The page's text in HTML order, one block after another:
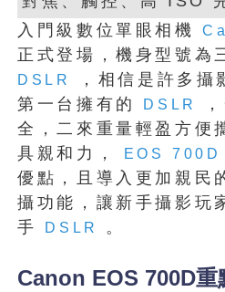
入門級數位單眼相機
正式登場，機身型號為
DSLR
，相信是許多攝
第一台擁有的
DSLR
全，二來重量輕盈方便
具親和力，
EOS 700D
優點，且導入更加親民
攝功能，讓新手攝影玩
手
DSLR 。
Canon EOS 700D重